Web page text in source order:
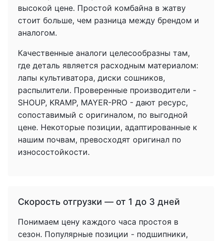
высокой цене. Простой комбайна в жатву
стоит больше, чем разница между брендом и
аналогом.
Качественные аналоги целесообразны там,
где деталь является расходным материалом:
лапы культиватора, диски сошников,
распылители. Проверенные производители -
SHOUP, KRAMP, MAYER-PRO - дают ресурс,
сопоставимый с оригиналом, по выгодной
цене. Некоторые позиции, адаптированные к
нашим почвам, превосходят оригинал по
износостойкости.
Скорость отгрузки — от 1 до 3 дней
Понимаем цену каждого часа простоя в
сезон. Популярные позиции - подшипники,